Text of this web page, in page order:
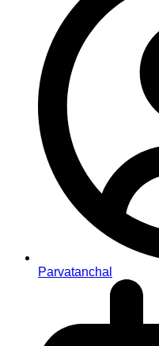
Parvatanchal